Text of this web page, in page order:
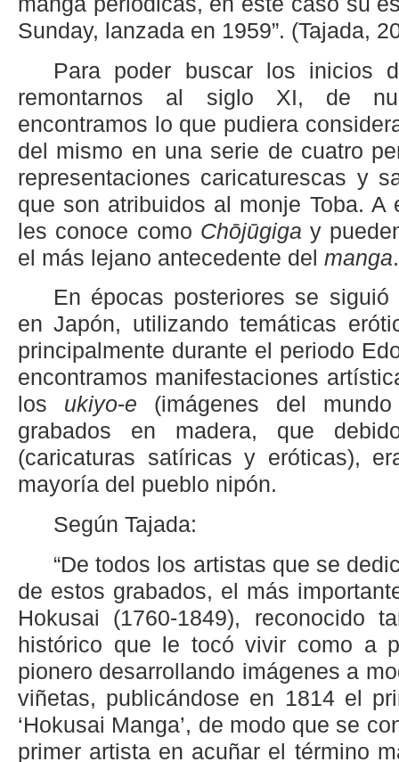
Sunday, lanzada en 1959”. (Tajada,
Para poder buscar los inicios
remontarnos al siglo XI, de
encontramos lo que pudiera
del mismo en una serie de cuatro
representaciones caricaturescas y
que son atribuidos al monje Toba. A
les conoce como Chōjūgiga y
el más lejano antecedente del manga.
En épocas posteriores se siguió
en Japón, utilizando temáticas
principalmente durante el periodo
encontramos manifestaciones
los ukiyo-e (imágenes del
grabados en madera, que
(caricaturas satíricas y eróticas),
mayoría del pueblo nipón.
Según Tajada:
“De todos los artistas que se
de estos grabados, el más
Hokusai (1760-1849), reconocido
histórico que le tocó vivir como a
pionero desarrollando imágenes a
viñetas, publicándose en 1814 el
‘Hokusai Manga’, de modo que se
primer artista en acuñar el término